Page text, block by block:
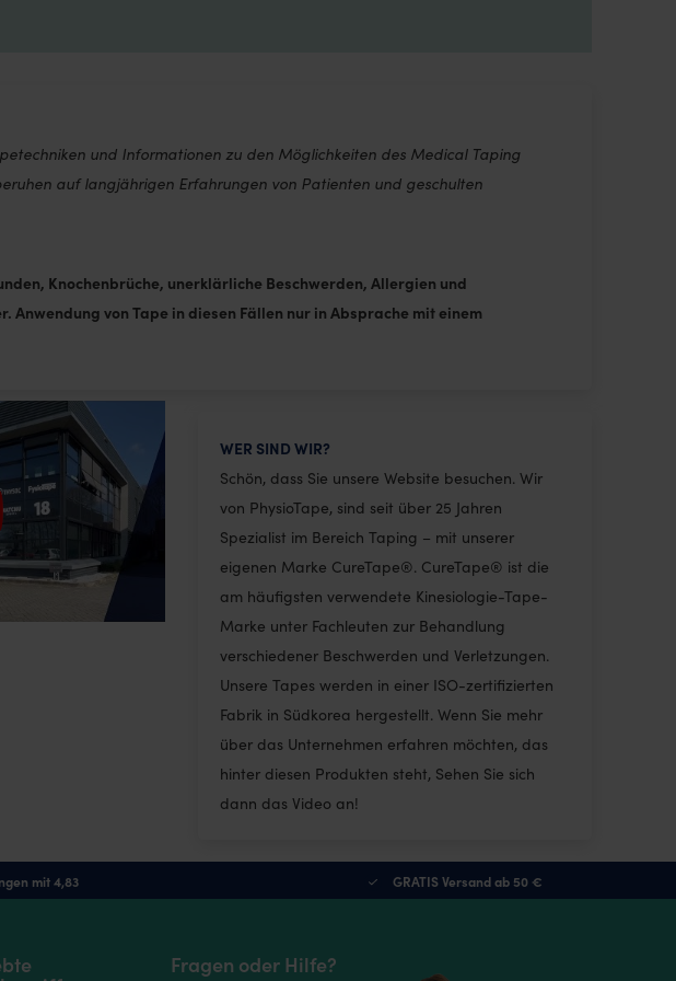
may
und Informationen zu den Möglichkeiten des Medical Taping
auf langjährigen Erfahrungen von Patienten und geschulten
Knochenbrüche, unerklärliche Beschwerden, Allergien und
von Tape in diesen Fällen nur in Absprache mit einem
WER SIND WIR?
Schön, dass Sie unsere Website besuchen. Wir
von PhysioTape, sind seit über 25 Jahren
Spezialist im Bereich Taping – mit unserer
eigenen Marke CureTape®. CureTape® ist die
am häufigsten verwendete Kinesiologie-Tape-
Marke unter Fachleuten zur Behandlung
verschiedener Beschwerden und Verletzungen.
Unsere Tapes werden in einer ISO-zertifizierten
Fabrik in Südkorea hergestellt. Wenn Sie mehr
über das Unternehmen erfahren möchten, das
hinter diesen Produkten steht, Sehen Sie sich
dann das Video an!
mit 4,83 GRATIS Versand ab 50 €
Fragen oder Hilfe?